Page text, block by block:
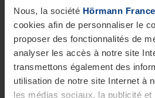
Nous, la société Hörmann
cookies afin de personnaliser le
proposer des fonctionnalités de
analyser les accès à notre site
transmettons également des
utilisation de notre site Internet à
les médias sociaux, la publicité et